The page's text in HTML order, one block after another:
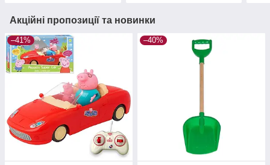
Акційні пропозиції та новинки
–41% –40%